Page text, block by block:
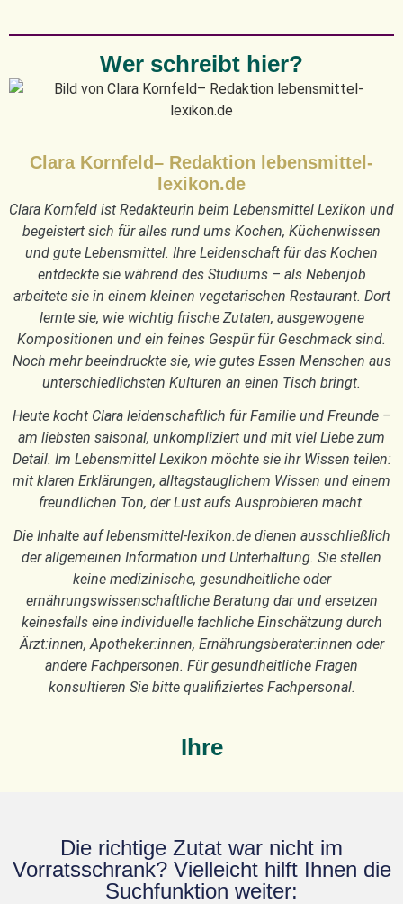
Wer schreibt hier?
Clara Kornfeld– Redaktion lebensmittel-
lexikon.de
Clara Kornfeld ist Redakteurin beim Lebensmittel Lexikon und
begeistert sich für alles rund ums Kochen, Küchenwissen
und gute Lebensmittel. Ihre Leidenschaft für das Kochen
entdeckte sie während des Studiums – als Nebenjob
arbeitete sie in einem kleinen vegetarischen Restaurant. Dort
lernte sie, wie wichtig frische Zutaten, ausgewogene
Kompositionen und ein feines Gespür für Geschmack sind.
Noch mehr beeindruckte sie, wie gutes Essen Menschen aus
unterschiedlichsten Kulturen an einen Tisch bringt.
Heute kocht Clara leidenschaftlich für Familie und Freunde –
am liebsten saisonal, unkompliziert und mit viel Liebe zum
Detail. Im Lebensmittel Lexikon möchte sie ihr Wissen teilen:
mit klaren Erklärungen, alltagstauglichem Wissen und einem
freundlichen Ton, der Lust aufs Ausprobieren macht.
Die Inhalte auf lebensmittel-lexikon.de dienen ausschließlich
der allgemeinen Information und Unterhaltung. Sie stellen
keine medizinische, gesundheitliche oder
ernährungswissenschaftliche Beratung dar und ersetzen
keinesfalls eine individuelle fachliche Einschätzung durch
Ärzt:innen, Apotheker:innen, Ernährungsberater:innen oder
andere Fachpersonen. Für gesundheitliche Fragen
konsultieren Sie bitte qualifiziertes Fachpersonal.
Ihre
Die richtige Zutat war nicht im
Vorratsschrank? Vielleicht hilft Ihnen die
Suchfunktion weiter: